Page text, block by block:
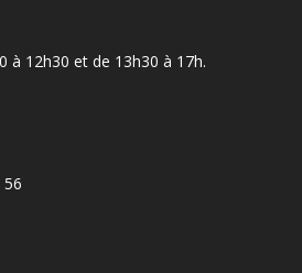
à 12h30 et de 13h30 à 17h.